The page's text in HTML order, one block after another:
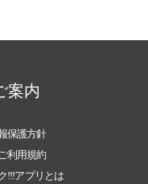
案内
保護方針
利用規約
!!!アプリとは